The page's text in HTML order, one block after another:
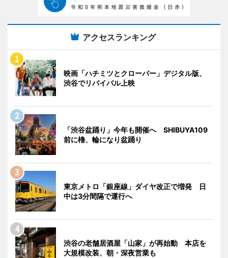
アクセスランキング
映画「ハチミツとクローバー」デジタル版、
渋谷でリバイバル上映
「渋谷盆踊り」今年も開催へ SHIBUYA109
前に櫓、輪になり盆踊り
東京メトロ「銀座線」ダイヤ改正で増発 日
中は3分間隔で運行へ
渋谷の老舗居酒屋「山家」が再始動 本店を
大規模改装、朝・深夜営業も